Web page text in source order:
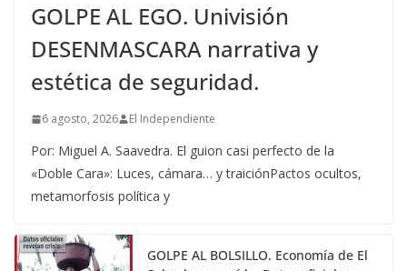
GOLPE AL EGO. Univisión
DESENMASCARA narrativa y
estética de seguridad.
6 agosto, 2026 El Independiente
Por: Miguel A. Saavedra. El guion casi perfecto de la
«Doble Cara»: Luces, cámara… y traiciónPactos ocultos,
metamorfosis política y
GOLPE AL BOLSILLO. Economía de El